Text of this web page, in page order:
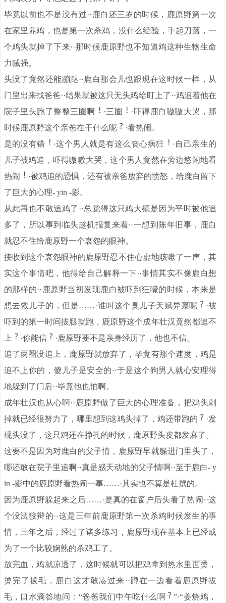
毕竟以前也不是没有过··鹿白还三岁的时候，鹿原野第一次
在家里养鸡，也是第一次杀鸡，没什么经验，手起刀落，一
个鸡头就掉了下来··那时候鹿原野也不知道鸡这种生物生命
力贼强。
头没了竟然还能蹦跶··鹿白那会儿也跟现在这时候一样，从
门里出来找爸爸··结果就被这只无头鸡给盯上了··鸡追着他在
院子里头跑了整整三圈啊
·三圈
·吓得鹿白嗷嗷大哭，那
时候鹿原野这个亲爸在干什么呢
·看热闹。
是的没有错
·这个男人就是有这么丧心病狂
·自己亲生的
儿子被鸡追，吓得嗷嗷大哭，这个男人竟然在旁边悠闲地看
热闹
·被鸡追的恐惧，还有被亲爸放弃的愤怒，给鹿白留下
了巨大的心理- yin -影。
从此再也不敢追鸡了··总觉得这只鸡大概是因为平时被他追
多了，所以事到临头趁机报复来着··一想到陈年旧事，鹿白
就忍不住给鹿原野一个哀怨的眼神。
接收到这个哀怨眼神的鹿原野忍不住心虚地咳嗽了一声，其
实这个事情吧，他得给自己解释一下··事情其实不像鹿白想
的那样的··鹿原野当初发现鹿白被吓到狂嚎的时候，本来是
想去救儿子的，但是……·谁叫这个臭儿子天赋异禀呢
·被
吓到的第一时间拔腿就跑，鹿原野这个成年壮汉竟然都追不
上
·你能信
·鹿原野要不是亲身经历了，他也不信。
追了两圈没追上，鹿原野就放弃了，毕竟有那个速度，鸡是
追不上你的，傻儿子是安全的··于是这个狗男人就心安理得
地躲到了门后··毕竟他也怕啊。
成年壮汉也从心啊··鹿原野做了巨大的心理准备，把鸡头剁
掉就已经很努力了，哪里想到这鸡头掉了，鸡还带跑的
·发
现头没了，这只鸡还在挣扎的时候，鹿原野头皮都发麻了。
这要不是因为对鹿白的父子情，鹿原野早就躲进门里头了，
哪还敢在院子里追啊··真是感天动地的父子情啊··至于鹿白- y
in -影中的鹿原野看热闹一事……·其实也不算是杜撰的。
因为鹿原野躲起来之后……·是真的在窗户后头看了热闹··这
个没法狡辩的··这是三年前鹿原野第一次杀鸡时候发生的事
情，三年之后，经过了诸多练习，鹿原野现在基本上已经成
为了一个比较娴熟的杀鸡工了。
放完血，鸡就凉透了，这时候就可以把鸡拿到热水里面烫，
烫完了拔毛，鹿白这才敢凑过来··蹲在一边看着鹿原野拔
毛，口水滴答地问：“爸爸我们中午吃什么啊
”·“姜烧鸡，